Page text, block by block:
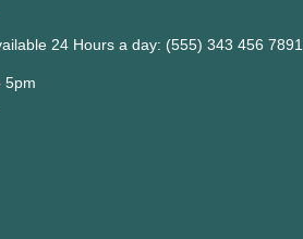
24 Hours a day: (555) 343 456 7891
5pm